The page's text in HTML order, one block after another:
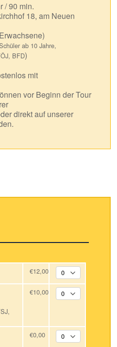
/ 90 min.
18, am Neuen
ab 10 Jahre,
BFD)
mit
vor Beginn der Tour
direkt auf unserer
€12,00
€10,00
€0,00